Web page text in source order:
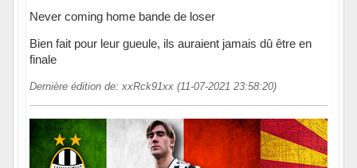
Never coming home bande de loser
Bien fait pour leur gueule, ils auraient jamais dû être en
finale
Dernière édition de: xxRck91xx (11-07-2021 23:58:20)